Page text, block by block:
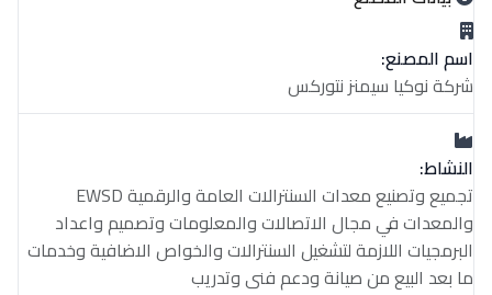
اسم المصنع:
شركة نوكيا سيمنز نتوركس
النشاط:
تجميع وتصنيع معدات السنترالات العامة والرقمية EWSD
والمعدات في مجال الاتصالات والمعلومات وتصميم واعداد
البرمجيات اللازمة لتشغيل السنترالات والخواص الاضافية وخدمات
ما بعد البيع من صيانة ودعم فنى وتدريب